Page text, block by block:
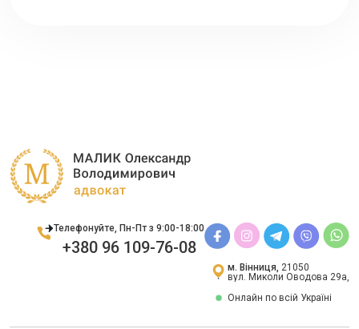
Телефонуйте, Пн-Пт з 9:00-18:00
+380 96 109-76-08
м. Вінниця, 21050
вул. Миколи Оводова 29а,
Онлайн по всій Україні